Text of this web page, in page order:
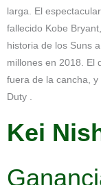
larga. El
fallecido Kobe
historia de los Suns
millones en 2018. El
fuera de la cancha,
Duty .
Kei